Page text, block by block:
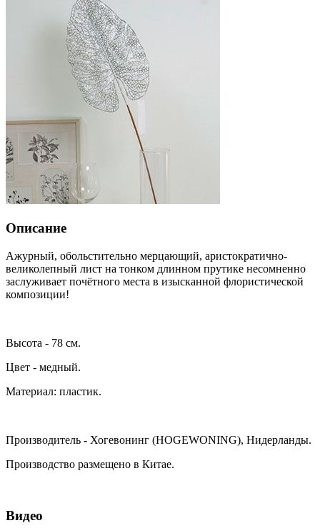
Описание
Ажурный, обольстительно мерцающий, аристократично-
великолепный лист на тонком длинном прутике несомненно
заслуживает почётного места в изысканной флористической
композиции!
Высота - 78 см.
Цвет - медный.
Материал: пластик.
Производитель - Хогевонинг (HOGEWONING), Нидерланды.
Производство размещено в Китае.
Видео